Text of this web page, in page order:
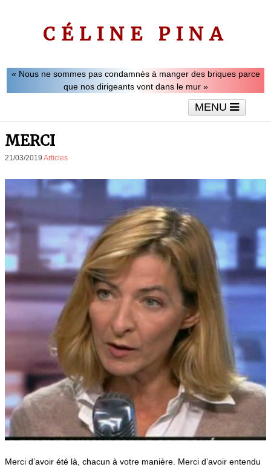
CÉLINE PINA
« Nous ne sommes pas condamnés à manger des briques parce
que nos dirigeants vont dans le mur »
MENU
MERCI
21/03/2019 Articles
Merci d’avoir été là, chacun à votre manière. Merci d’avoir entendu